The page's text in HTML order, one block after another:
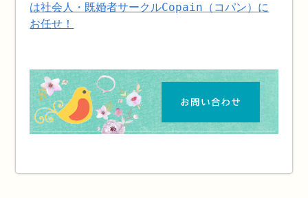
は社会人・既婚者サークルCopain（コパン）に
お任せ！